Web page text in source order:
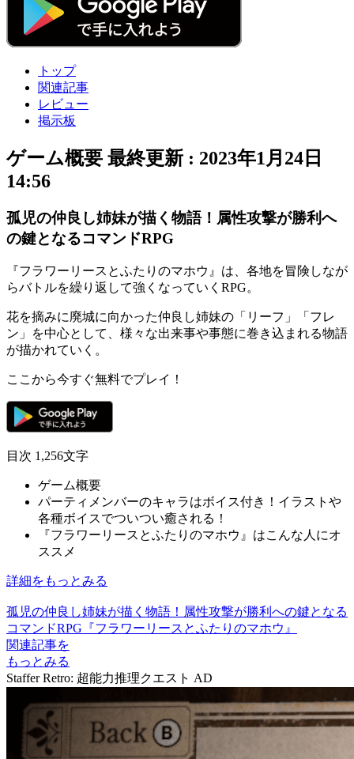
トップ
関連記事
レビュー
掲示板
ゲーム概要 最終更新 : 2023年1月24日
14:56
孤児の仲良し姉妹が描く物語！属性攻撃が勝利へ
の鍵となるコマンドRPG
『フラワーリースとふたりのマホウ』は、各地を冒険しなが
らバトルを繰り返して強くなっていく RPG。
花を摘みに廃城に向かった仲良し姉妹の「リーフ」「フレ
ン」
を中心として、様々な出来事や事態に巻き込まれる物語
が描かれていく。
ここから今すぐ無料でプレイ！
目次 1,256文字
ゲーム概要
パーティメンバーのキャラはボイス付き！イラストや
各種ボイスでついつい癒される！
『フラワーリースとふたりのマホウ』はこんな人にオ
ススメ
詳細をもっとみる
孤児の仲良し姉妹が描く物語！属性攻撃が勝利への鍵となる
コマンドRPG『フラワーリースとふたりのマホウ』
関連記事を
もっとみる
Staffer Retro: 超能力推理クエスト AD